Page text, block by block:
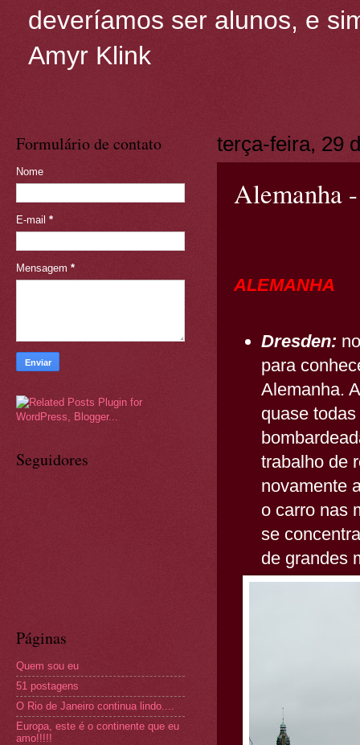
deveríamos ser alunos, e
Amyr Klink
terça-feira, 29
Alemanha
ALEMANHA
Dresden:
para
Alemanha.
quase
trabalho de
novamente
o carro nas
se
de grandes
Formulário de contato
Nome
E-mail *
Mensagem *
Seguidores
Páginas
Quem sou eu
51 postagens
O Rio de Janeiro continua lindo....
Europa, este é o continente que eu
amo!!!!!